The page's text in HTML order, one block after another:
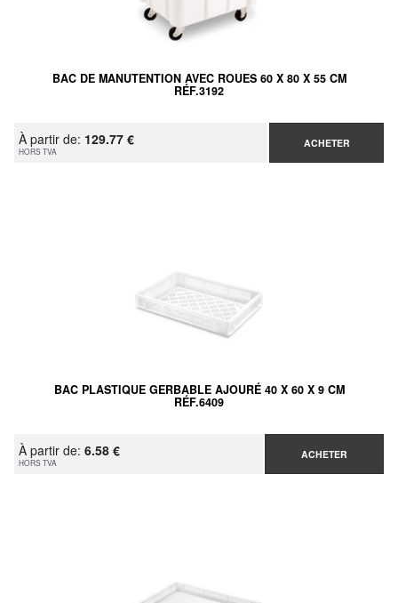
BAC DE MANUTENTION AVEC ROUES 60 X 80 X 55 CM
RÉF.3192
À partir de: 129.77 €
HORS TVA
ACHETER
BAC PLASTIQUE GERBABLE AJOURÉ 40 X 60 X 9 CM
RÉF.6409
À partir de: 6.58 €
HORS TVA
ACHETER